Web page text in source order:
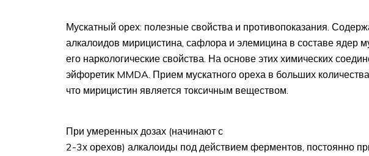
Мускатный орех: полезные свойства и противопоказания.
алкалоидов мирицистина, сафлора и элемицина в составе ядер
его наркологические свойства. На основе этих химических
эйфоретик MMDA. Прием мускатного ореха в больших
что мирицистин является токсичным веществом.
При умеренных дозах (начинают с
2-3х орехов) алкалоиды под действием ферментов, постоянно